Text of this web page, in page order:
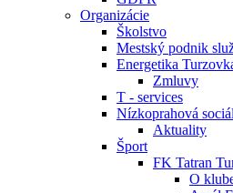
Organizácie
Školstvo
Mestský podnik
Energetika
Zmluvy
T - services
Nízkoprahová
Aktuality
Šport
FK Tatran
O